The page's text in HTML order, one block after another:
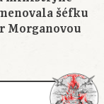
šéfku
Morganovou